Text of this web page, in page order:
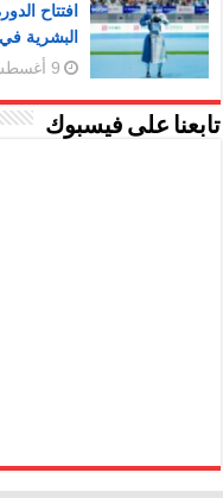
افتتاح
البشرية في 22 أغسطس
9 أغسطس، 2026
تابعنا على فيسبوك